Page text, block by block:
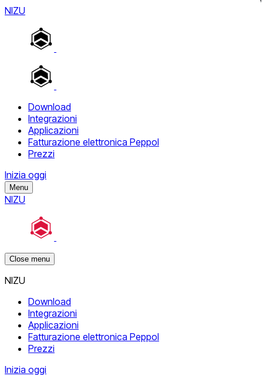
NIZU
Download
Integrazioni
Applicazioni
Fatturazione elettronica Peppol
Prezzi
Inizia oggi
Menu
NIZU
Close menu
NIZU
Download
Integrazioni
Applicazioni
Fatturazione elettronica Peppol
Prezzi
Inizia oggi